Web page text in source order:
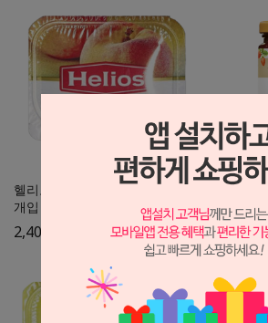
헬리오스 복숭아잼 포션 25gX10
개입
2,400
복음자리
4,700원